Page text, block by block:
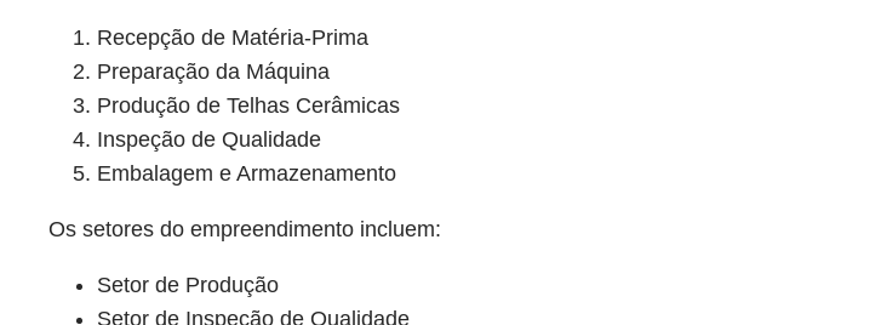
Recepção de Matéria-Prima
Preparação da Máquina
Produção de Telhas Cerâmicas
Inspeção de Qualidade
Embalagem e Armazenamento
Os setores do empreendimento incluem:
Setor de Produção
Setor de Inspeção de Qualidade